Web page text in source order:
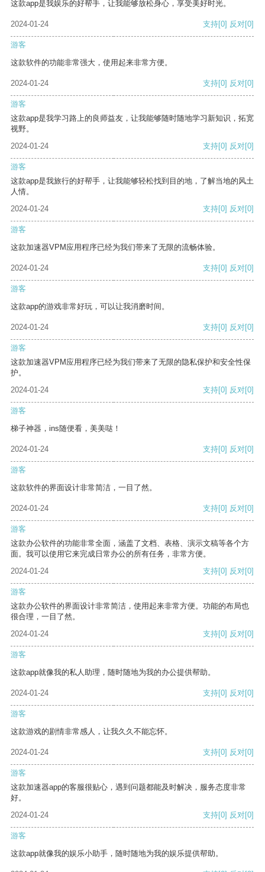
这款app是我娱乐的好帮手，让我能够放松身心，享受美好时光。
2024-01-24 支持[0] 反对[0]
游客
这款软件的功能非常强大，使用起来非常方便。
2024-01-24 支持[0] 反对[0]
游客
这款app是我学习路上的良师益友，让我能够随时随地学习新知识，拓宽
视野。
2024-01-24
支持[0] 反对[0]
游客
这款app是我旅行的好帮手，让我能够轻松找到目的地，了解当地的风土
人情。
2024-01-24
支持[0] 反对[0]
游客
这款加速器VPM应用程序已经为我们带来了无限的流畅体验。
2024-01-24 支持[0] 反对[0]
游客
这款app的游戏非常好玩，可以让我消磨时间。
2024-01-24 支持[0] 反对[0]
游客
这款加速器VPM应用程序已经为我们带来了无限的隐私保护和安全性保
护。
2024-01-24
支持[0] 反对[0]
游客
梯子神器，ins随便看，美美哒！
2024-01-24 支持[0] 反对[0]
游客
这款软件的界面设计非常简洁，一目了然。
2024-01-24 支持[0] 反对[0]
游客
这款办公软件的功能非常全面，涵盖了文档、表格、演示文稿等各个方
面。我可以使用它来完成日常办公的所有任务，非常方便。
2024-01-24
支持[0] 反对[0]
游客
这款办公软件的界面设计非常简洁，使用起来非常方便。功能的布局也
很合理，一目了然。
2024-01-24
支持[0] 反对[0]
游客
这款app就像我的私人助理，随时随地为我的办公提供帮助。
2024-01-24 支持[0] 反对[0]
游客
这款游戏的剧情非常感人，让我久久不能忘怀。
2024-01-24 支持[0] 反对[0]
游客
这款加速器app的客服很贴心，遇到问题都能及时解决，服务态度非常
好。
2024-01-24
支持[0] 反对[0]
游客
这款app就像我的娱乐小助手，随时随地为我的娱乐提供帮助。